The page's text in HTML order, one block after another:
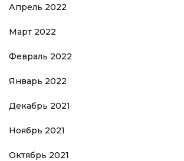
Апрель 2022
Март 2022
Февраль 2022
Январь 2022
Декабрь 2021
Ноябрь 2021
Октябрь 2021